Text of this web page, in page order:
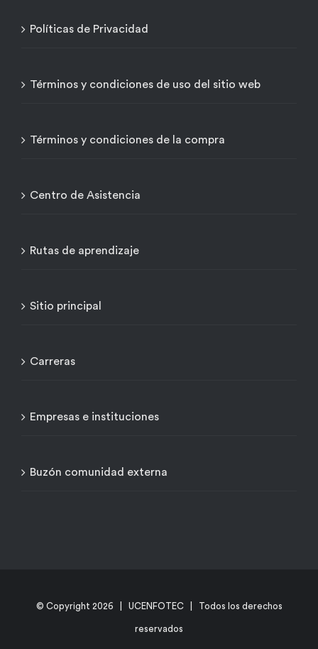
Políticas de Privacidad
Términos y condiciones de uso del sitio web
Términos y condiciones de la compra
Centro de Asistencia
Rutas de aprendizaje
Sitio principal
Carreras
Empresas e instituciones
Buzón comunidad externa
© Copyright 2026 | UCENFOTEC | Todos los derechos
reservados